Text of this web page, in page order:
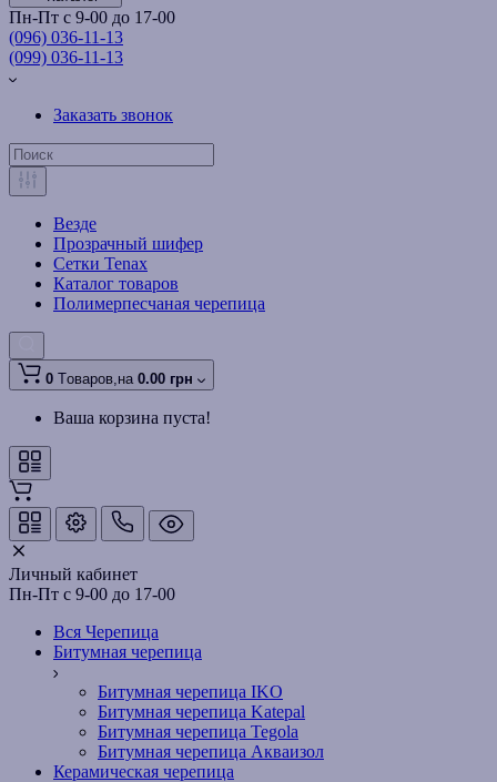
Пн-Пт с 9-00 до 17-00
(096) 036-11-13
(099) 036-11-13
Заказать звонок
Везде
Прозрачный шифер
Сетки Tenax
Каталог товаров
Полимерпесчаная черепица
0 Tоваров,на 0.00 грн
Ваша корзина пуста!
Личный кабинет
Пн-Пт с 9-00 до 17-00
Вся Черепица
Битумная черепица
Битумная черепица IKO
Битумная черепица Katepal
Битумная черепица Tegola
Битумная черепица Акваизол
Керамическая черепица